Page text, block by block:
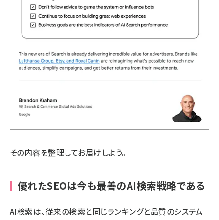
その内容を整理してお届けしよう。
優れたSEOは今も最善のAI検索戦略である
AI検索は、従来の検索と同じランキングと品質のシステム